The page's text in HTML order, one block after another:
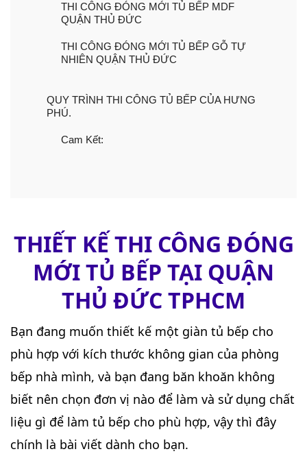
THI CÔNG ĐÓNG MỚI TỦ BẾP MDF
QUẬN THỦ ĐỨC
THI CÔNG ĐÓNG MỚI TỦ BẾP GỖ TỰ
NHIÊN QUẬN THỦ ĐỨC
QUY TRÌNH THI CÔNG TỦ BẾP CỦA HƯNG
PHÚ.
Cam Kết:
THIẾT KẾ THI CÔNG ĐÓNG
MỚI TỦ BẾP TẠI QUẬN
THỦ ĐỨC TPHCM
Bạn đang muốn thiết kế một giàn tủ bếp cho
phù hợp với kích thước không gian của phòng
bếp nhà mình, và bạn đang băn khoăn không
biết nên chọn đơn vị nào để làm và sử dụng chất
liệu gì để làm tủ bếp cho phù hợp, vậy thì đây
chính là bài viết dành cho bạn.